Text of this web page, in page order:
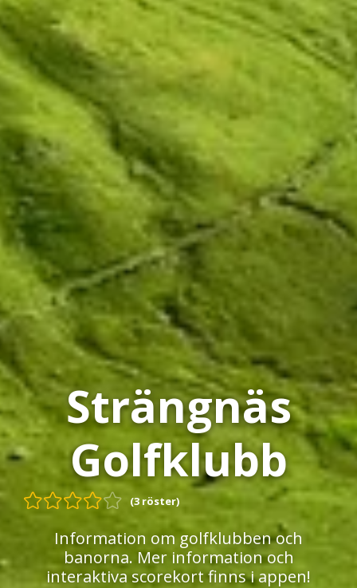
Strängnäs
Golfklubb
(3 röster)
Information om golfklubben och
banorna. Mer information och
interaktiva scorekort finns i appen!